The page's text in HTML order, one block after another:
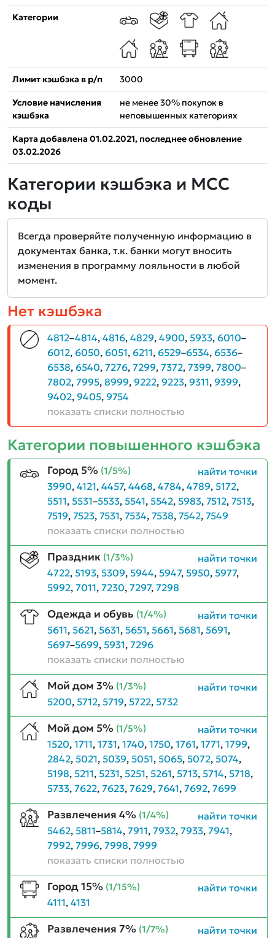
Категории
Лимит кэшбэка в р/п 3000
Условие начисления
кэшбэка
не менее 30% покупок в
неповышенных категориях
Карта добавлена 01.02.2021, последнее обновление
03.02.2026
Категории кэшбэка и MCC
коды
Всегда проверяйте полученную информацию в
документах банка, т.к. банки могут вносить
изменения в программу лояльности в любой
момент.
Нет кэшбэка
4812–4814,4816,4829,4900, 5933, 6010–
6012, 6050, 6051, 6211, 6529–6534, 6536–
6538, 6540,7276,7299,7372,7399,7800–
7802,7995, 8999,9222,9223,9311,9399,
9402,9405,9754
показать списки полностью
Категории повышенного кэшбэка
Город 5% (1/5%)
найти точки
3990,4121,4457,4468,4784,4789, 5172,
5511, 5531–5533, 5541, 5542, 5983,7512,7513,
7519,7523,7531,7534,7538,7542,7549
показать списки полностью
Праздник (1/3%)
найти точки
4722, 5193, 5309, 5944, 5947, 5950, 5977,
5992,7011,7230,7297,7298
Одежда и обувь (1/4%)
найти точки
5611, 5621, 5631, 5651, 5661, 5681, 5691,
5697–5699, 5931,7296
показать списки полностью
Мой дом 3% (1/3%)
найти точки
5200, 5712, 5719, 5722, 5732
Мой дом 5% (1/5%)
найти точки
1520,1711,1731,1740,1750,1761,1771,1799,
2842, 5021, 5039, 5051, 5065, 5072, 5074,
5198, 5211, 5231, 5251, 5261, 5713, 5714, 5718,
5733,7622,7623,7629,7641,7692,7699
Развлечения 4% (1/4%)
найти точки
5462, 5811–5814,7911,7932,7933,7941,
7992,7996,7998,7999
показать списки полностью
Город 15% (1/15%)
найти точки
4111,4131
Развлечения 7% (1/7%)
найти точки